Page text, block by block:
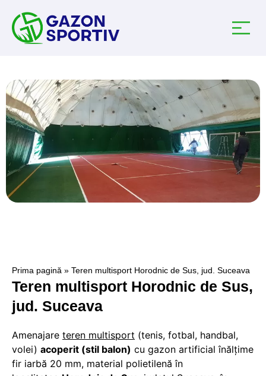
Prima pagină » Teren multisport Horodnic de Sus, jud. Suceava
Teren multisport Horodnic de Sus,
jud. Suceava
Amenajare teren multisport (tenis, fotbal, handbal,
volei) acoperit (stil balon) cu gazon artificial înălţime
fir iarbă 20 mm, material polietilenă în